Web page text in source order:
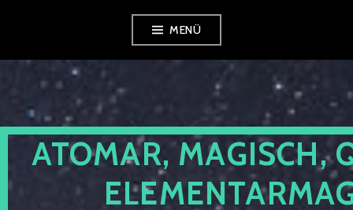
springen
MENÜ
ATOMAR, MAGISCH,